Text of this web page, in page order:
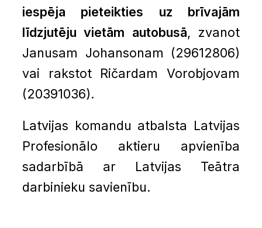
iespēja pieteikties uz brīvajām
līdzjutēju vietām autobusā, zvanot
Janusam Johansonam (29612806)
vai rakstot Ričardam Vorobjovam
(20391036).
Latvijas komandu atbalsta Latvijas
Profesionālo aktieru apvienība
sadarbībā ar Latvijas Teātra
darbinieku savienību.